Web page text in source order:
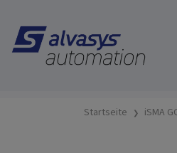
Startseite iSMA